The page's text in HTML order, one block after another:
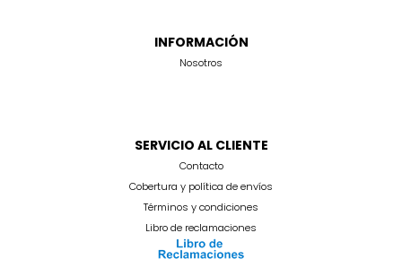
INFORMACIÓN
Nosotros
SERVICIO AL CLIENTE
Contacto
Cobertura y política de envíos
Términos y condiciones
Libro de reclamaciones